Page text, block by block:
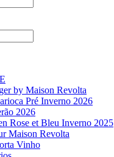
by Maison Revolta
Pré Inverno 2026
2026
Rose et Bleu Inverno 2025
Maison Revolta
Vinho